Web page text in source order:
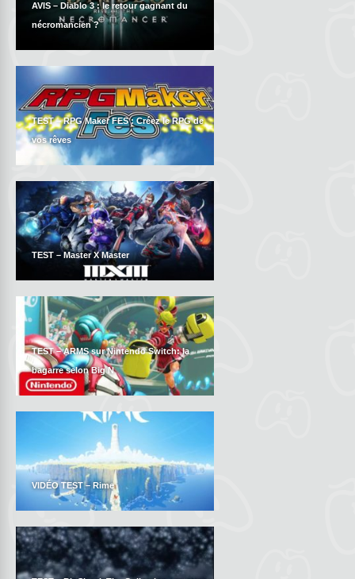
AVIS – Diablo 3 : le retour gagnant du
nécromancien ?
TEST – RPG Maker FES : Créez le RPG de
vos rêves
TEST – Master X Master
TEST – ARMS sur Nintendo Switch: la
bagarre selon Big N
VIDÉO TEST – Rime